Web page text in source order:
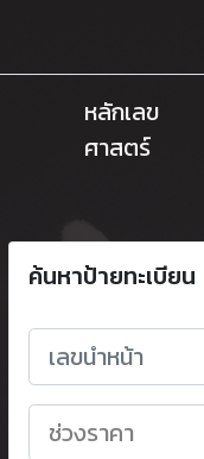
หลักเลข
ศาสตร์
ค้นหาป้ายทะเบียน